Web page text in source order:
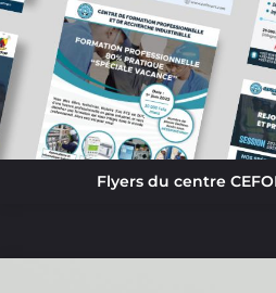
Flyers du centre